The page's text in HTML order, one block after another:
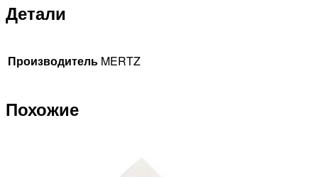
Детали
Производитель MERTZ
Похожие